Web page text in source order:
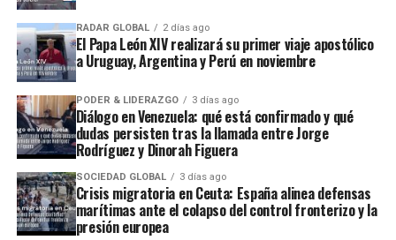
RADAR GLOBAL 2 días ago
El Papa León XIV realizará su primer viaje apostólico
a Uruguay, Argentina y Perú en noviembre
PODER & LIDERAZGO 3 días ago
Diálogo en Venezuela: qué está confirmado y qué
dudas persisten tras la llamada entre Jorge
Rodríguez y Dinorah Figuera
SOCIEDAD GLOBAL 3 días ago
Crisis migratoria en Ceuta: España alinea defensas
marítimas ante el colapso del control fronterizo y la
presión europea